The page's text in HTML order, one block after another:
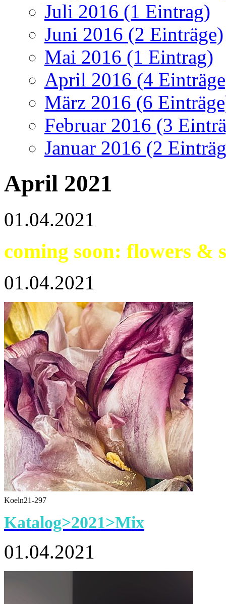
Juli 2016 (1 Eintrag)
Juni 2016 (2 Einträge)
Mai 2016 (1 Eintrag)
April 2016 (4
März 2016 (6
Februar 2016 (3
Januar 2016 (2
April 2021
01.04.2021
coming soon: flowers &
01.04.2021
Koeln21-297
Katalog>2021>Mix
01.04.2021